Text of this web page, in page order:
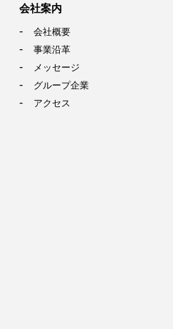
会社案内
会社概要
事業沿革
メッセージ
グループ企業
アクセス